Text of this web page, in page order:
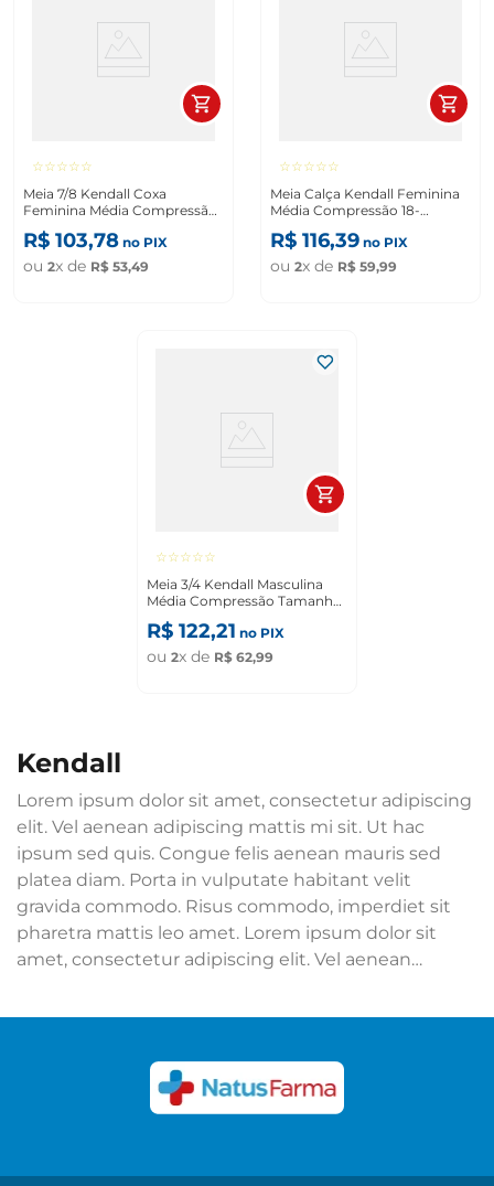
☆☆☆☆☆
Meia 7/8 Kendall Coxa
Feminina Média Compressão
18-21Mmhg Ponteira Fechada
Cor Mel Tamanho M
R$ 103,78 no PIX
ou 2x de R$ 53,49
☆☆☆☆☆
Meia Calça Kendall Feminina
Média Compressão 18-
21Mmhg Sem Ponteira Cor
Mel Tamanho M
R$ 116,39 no PIX
ou 2x de R$ 59,99
☆☆☆☆☆
Meia 3/4 Kendall Masculina
Média Compressão Tamanho
G Preto
R$ 122,21 no PIX
ou 2x de R$ 62,99
kendall
Lorem ipsum dolor sit amet, consectetur adipiscing
elit. Vel aenean adipiscing mattis mi sit. Ut hac
ipsum sed quis. Congue felis aenean mauris sed
platea diam. Porta in vulputate habitant velit
gravida commodo. Risus commodo, imperdiet sit
pharetra mattis leo amet. Lorem ipsum dolor sit
amet, consectetur adipiscing elit. Vel aenean
Congue felis aenean mauris sed platea diam. Porta
commodo, imperdiet sit pharetra mattis leo amet.